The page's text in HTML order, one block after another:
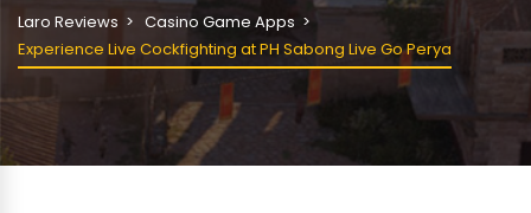
Laro Reviews
Casino Game Apps
Experience Live Cockfighting at PH Sabong Live Go Perya